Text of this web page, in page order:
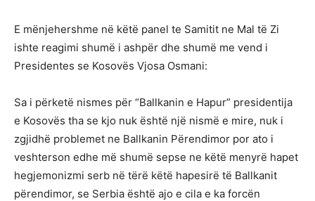
E mënjehershme në këtë panel te Samitit ne Mal të Zi
ishte reagimi shumë i ashpër dhe shumë me vend i
Presidentes se Kosovës Vjosa Osmani:
Sa i përketë nismes për “Ballkanin e Hapur” presidentija
e Kosovës tha se kjo nuk është një nismë e mire, nuk i
zgjidhë problemet ne Ballkanin Përendimor por ato i
veshterson edhe më shumë sepse ne këtë menyrë hapet
hegjemonizmi serb në tërë këtë hapesirë të Ballkanit
përendimor, se Serbia është ajo e cila e ka forcën